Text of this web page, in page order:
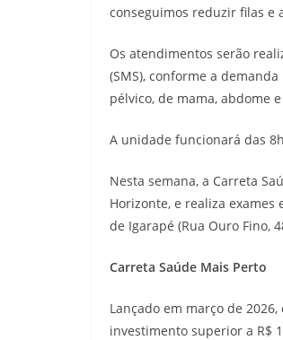
conseguimos reduzir filas e
Os atendimentos serão
(SMS), conforme a
pélvico, de mama, abdome
A unidade funcionará das
Nesta semana, a Carreta
Horizonte, e realiza exames
de Igarapé (Rua Ouro Fino,
Carreta Saúde Mais Perto
Lançado em março de
investimento superior a R$